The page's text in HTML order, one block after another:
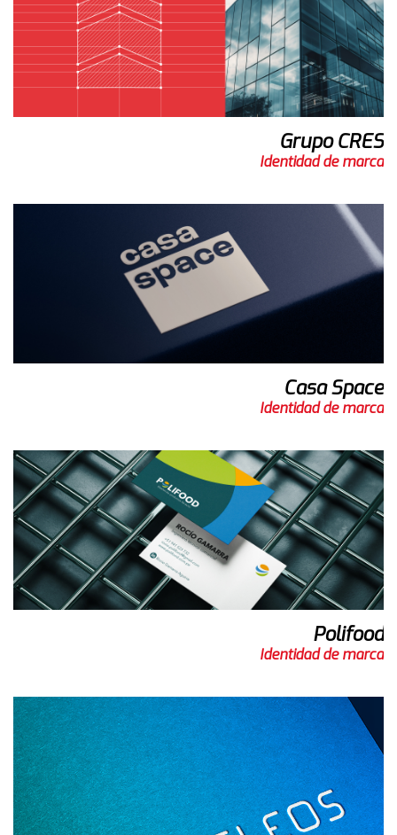
Grupo CRES
Identidad de marca
Casa Space
Identidad de marca
Polifood
Identidad de marca